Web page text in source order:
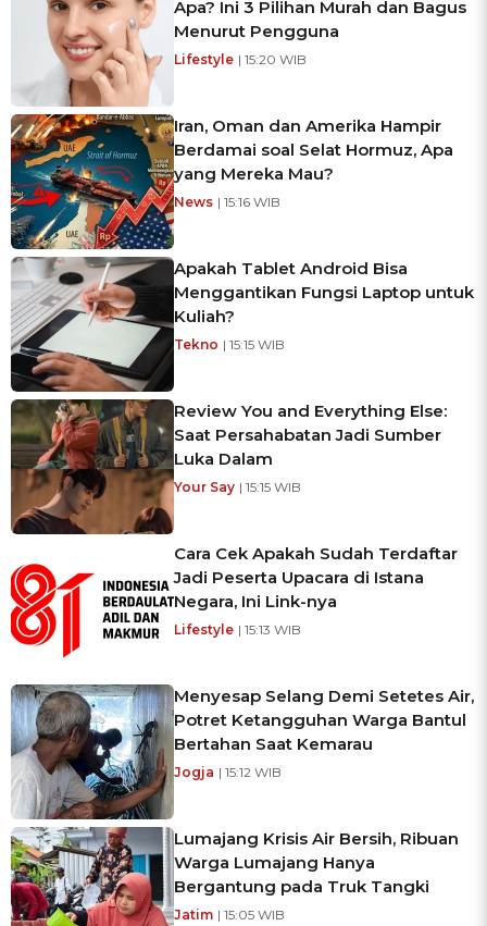
Apa? Ini 3 Pilihan Murah dan Bagus
Menurut Pengguna
Lifestyle | 15:20 WIB
Iran, Oman dan Amerika Hampir
Berdamai soal Selat Hormuz, Apa
yang Mereka Mau?
News | 15:16 WIB
Apakah Tablet Android Bisa
Menggantikan Fungsi Laptop untuk
Kuliah?
Tekno | 15:15 WIB
Review You and Everything Else:
Saat Persahabatan Jadi Sumber
Luka Dalam
Your Say | 15:15 WIB
Cara Cek Apakah Sudah Terdaftar
Jadi Peserta Upacara di Istana
Negara, Ini Link-nya
Lifestyle | 15:13 WIB
Menyesap Selang Demi Setetes Air,
Potret Ketangguhan Warga Bantul
Bertahan Saat Kemarau
Jogja | 15:12 WIB
Lumajang Krisis Air Bersih, Ribuan
Warga Lumajang Hanya
Bergantung pada Truk Tangki
Jatim | 15:05 WIB